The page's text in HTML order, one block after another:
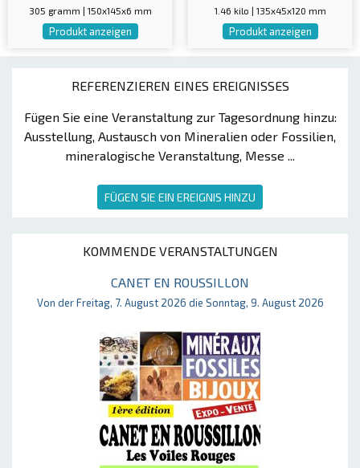
REFERENZIEREN EINES EREIGNISSES
Fügen Sie eine Veranstaltung zur Tagesordnung hinzu:
Ausstellung, Austausch von Mineralien oder Fossilien,
mineralogische Veranstaltung, Messe ...
FÜGEN SIE EIN EREIGNIS HINZU
KOMMENDE VERANSTALTUNGEN
CANET EN ROUSSILLON
Von der Freitag, 7. August 2026 die Sonntag, 9. August 2026
305 gramm | 150x145x6 mm
Produkt anzeigen
1.46 kilo | 135x45x120 mm
Produkt anzeigen